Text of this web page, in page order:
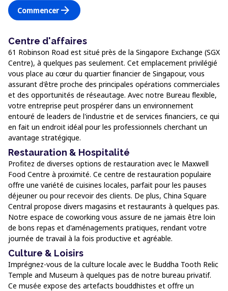
Commencerarrow_forward
Centre d'affaires
61 Robinson Road est situé près de la Singapore Exchange (SGX
Centre), à quelques pas seulement. Cet emplacement privilégié
vous place au cœur du quartier financier de Singapour, vous
assurant d'être proche des principales opérations commerciales
et des opportunités de réseautage. Avec notre Bureau flexible,
votre entreprise peut prospérer dans un environnement
entouré de leaders de l'industrie et de services financiers, ce qui
en fait un endroit idéal pour les professionnels cherchant un
avantage stratégique.
Restauration & Hospitalité
Profitez de diverses options de restauration avec le Maxwell
Food Centre à proximité. Ce centre de restauration populaire
offre une variété de cuisines locales, parfait pour les pauses
déjeuner ou pour recevoir des clients. De plus, China Square
Central propose divers magasins et restaurants à quelques pas.
Notre espace de coworking vous assure de ne jamais être loin
de bons repas et d'aménagements pratiques, rendant votre
journée de travail à la fois productive et agréable.
Culture & Loisirs
Imprégnez-vous de la culture locale avec le Buddha Tooth Relic
Temple and Museum à quelques pas de notre bureau privatif.
Ce musée expose des artefacts bouddhistes et offre un